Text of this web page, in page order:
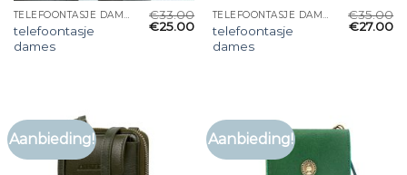
TELEFOONTASJE DAMES
telefoontasje
dames
€33.00
€25.00
TELEFOONTASJE DAMES
telefoontasje
dames
€35.00
€27.00
Aanbieding! Aanbieding!